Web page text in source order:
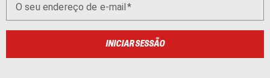
O seu endereço de e-mail
INICIAR SESSÃO